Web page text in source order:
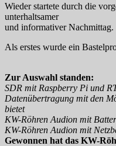
Wieder startete durch die
unterhaltsamer
und informativer Nachmittag.
Als erstes wurde ein
Zur Auswahl standen:
SDR mit Raspberry Pi und
Datenübertragung mit den
bietet
KW-Röhren Audion mit
KW-Röhren Audion mit
Gewonnen hat das KW-